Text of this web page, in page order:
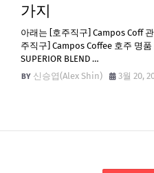
가지
아래는 [호주직구] Campos Coff
주직구] Campos Coffee 호주 명
SUPERIOR BLEND …
신승엽(Alex Shin)
3월 20,